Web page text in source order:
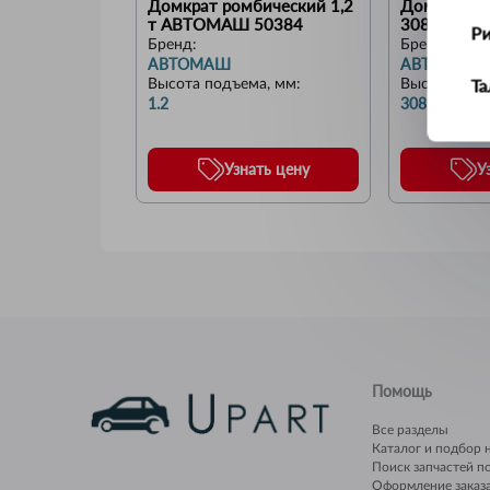
Домкрат ромбический 1,2
т АВТОМАШ 50384
Бренд:
АВТОМАШ
Высота подъема, мм:
1.2
Узнать цену
Домкрат
308 мм)
(43020)
Бренд:
АВТОДЕЛО
Высота
308
Помощь
Все разделы
Каталог и подбор
Поиск запчастей
Оформление заказа